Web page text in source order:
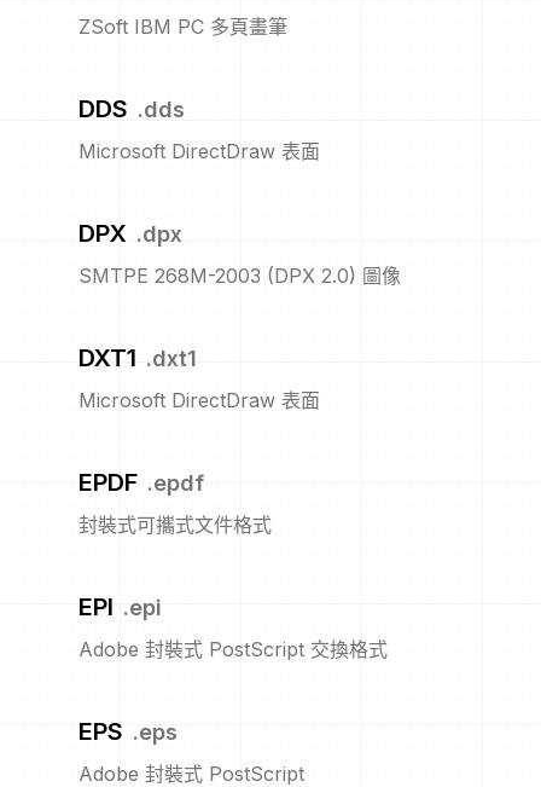
ZSoft IBM PC 多頁畫筆
DDS .dds
Microsoft DirectDraw 表面
DPX .dpx
SMTPE 268M-2003 (DPX 2.0) 圖像
DXT1 .dxt1
Microsoft DirectDraw 表面
EPDF .epdf
封裝式可攜式文件格式
EPI .epi
Adobe 封裝式 PostScript 交換格式
EPS .eps
Adobe 封裝式 PostScript